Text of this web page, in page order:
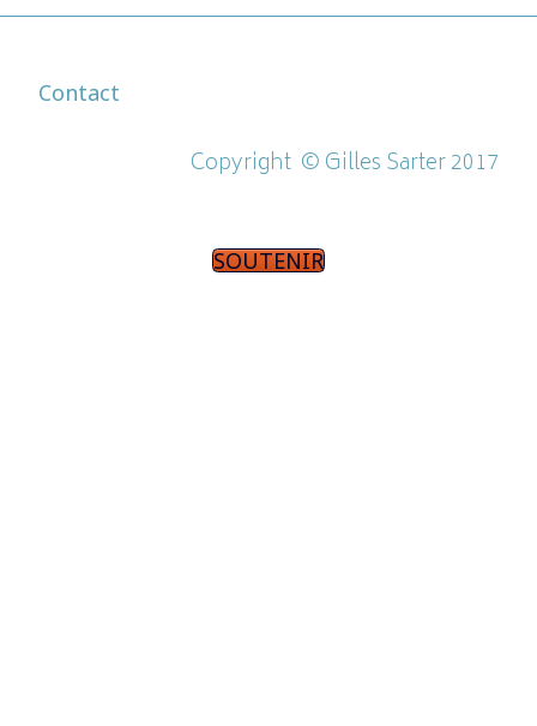
Contact
Copyright ©Gilles Sarter 2017
SOUTENIR